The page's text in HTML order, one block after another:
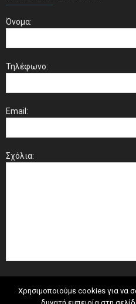
Όνομα:
Τηλέφωνο:
Email:
Σχόλια:
Χρησιμοποιούμε cookies για να